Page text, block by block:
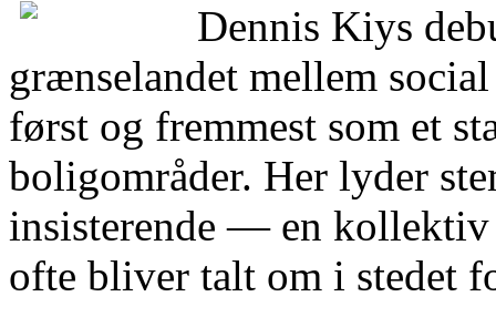
Dennis Kiys
grænselandet mellem
først og fremmest som et
boligområder. Her lyder
insisterende — en
ofte bliver talt om i stedet